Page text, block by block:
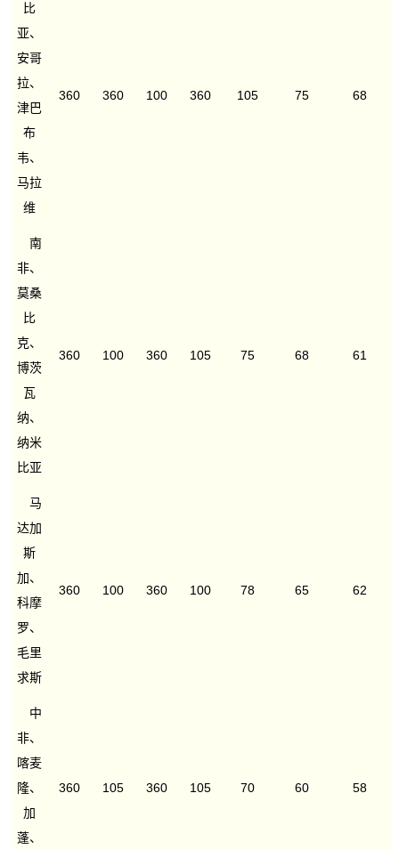
比
亚、
安哥
拉、
津巴
布
韦、
马拉
维
360 360 100 360 105 75 68
南
非、
莫桑
比
克、
博茨
瓦
纳、
纳米
比亚
360 100 360 105 75 68 61
马
达加
斯
加、
科摩
罗、
毛里
求斯
360 100 360 100 78 65 62
中
非、
喀麦
隆、
加
蓬、
360 105 360 105 70 60 58